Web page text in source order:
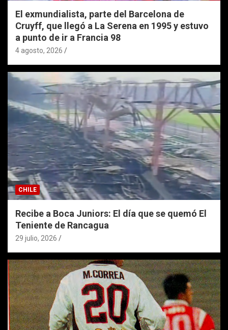
El exmundialista, parte del Barcelona de
Cruyff, que llegó a La Serena en 1995 y estuvo
a punto de ir a Francia 98
4 agosto, 2026
CHILE
Recibe a Boca Juniors: El día que se quemó El
Teniente de Rancagua
29 julio, 2026